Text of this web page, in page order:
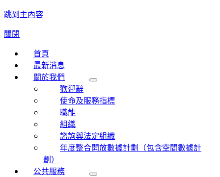
跳到主內容
關閉
首頁
最新消息
關於我們
歡迎辭
使命及服務指標
職能
組織
諮詢與法定組織
年度整合開放數據計劃（包含空間數據計
劃）
公共服務